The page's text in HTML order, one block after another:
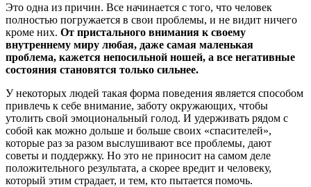
Это одна из причин. Все начинается с того, что человек
полностью погружается в свои проблемы, и не видит ничего
кроме них. От пристального внимания к своему
внутреннему миру любая, даже самая маленькая
проблема, кажется непосильной ношей, а все негативные
состояния становятся только сильнее.
У некоторых людей такая форма поведения является способом
привлечь к себе внимание, заботу окружающих, чтобы
утолить свой эмоциональный голод. И удерживать рядом с
собой как можно дольше и больше своих «спасителей»,
которые раз за разом выслушивают все проблемы, дают
советы и поддержку. Но это не приносит на самом деле
положительного результата, а скорее вредит и человеку,
который этим страдает, и тем, кто пытается помочь.